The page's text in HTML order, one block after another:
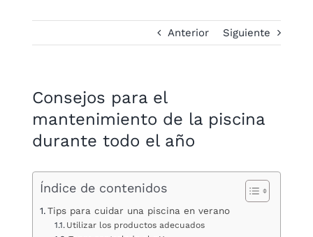
Anterior Siguiente
Consejos para el
mantenimiento de la piscina
durante todo el año
Índice de contenidos
Tips para cuidar una piscina en verano
Utilizar los productos adecuados